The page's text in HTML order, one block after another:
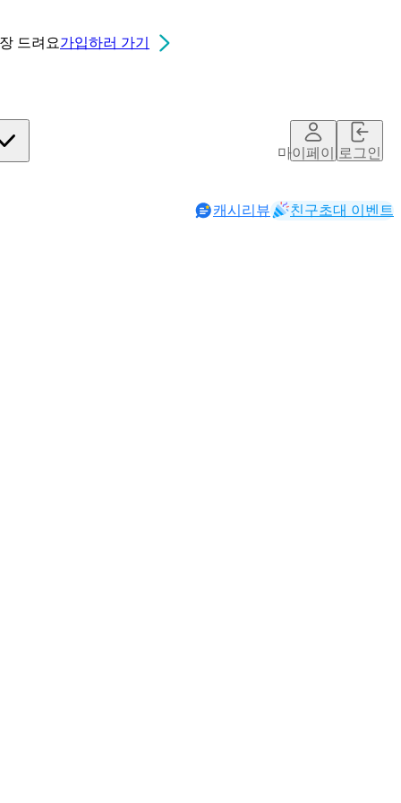
드려요가입하러 가기
마이페이지로그인
캐시리뷰 친구초대 이벤트